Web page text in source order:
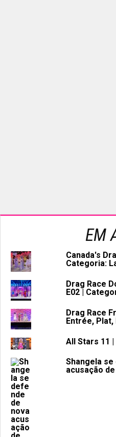
EM
Canada's
Categoria:
Drag Race
E02 |
Drag Race
Entrée,
All Stars 11
Shangela
acusação